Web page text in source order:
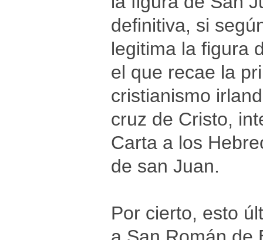
definitiva, si
legitima la figura
el que recae la
cristianismo
cruz de Cristo,
Carta a los
de san Juan.
Por cierto, esto